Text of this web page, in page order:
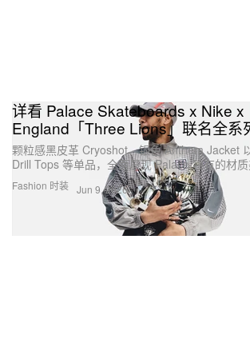
Fashion 时装
详看 Palace Skateboards x Nike x
England「Three Lions」联名全系
颗粒感黑皮革 Cryoshot、银色 Anthem Jacket
Drill Tops 等单品，全面展现 Palace 独有的材质
Jun 9, 2026